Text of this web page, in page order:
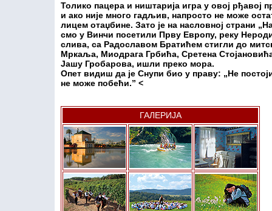
Толико пацера и ништарија игра у овој рђавој
и ако није много гадљив, напросто не може
лицем отаџбине. Зато је на насловној страни
смо у Винчи посетили Прву Европу, реку
слива, са Радославом Братићем стигли до
Мркаља, Миодрага Грбића, Сретена
Јашу Гробарова, ишли преко мора.
Опет видиш да је Снупи био у праву: „Не
не може побећи.” <
ГАЛЕРИЈА